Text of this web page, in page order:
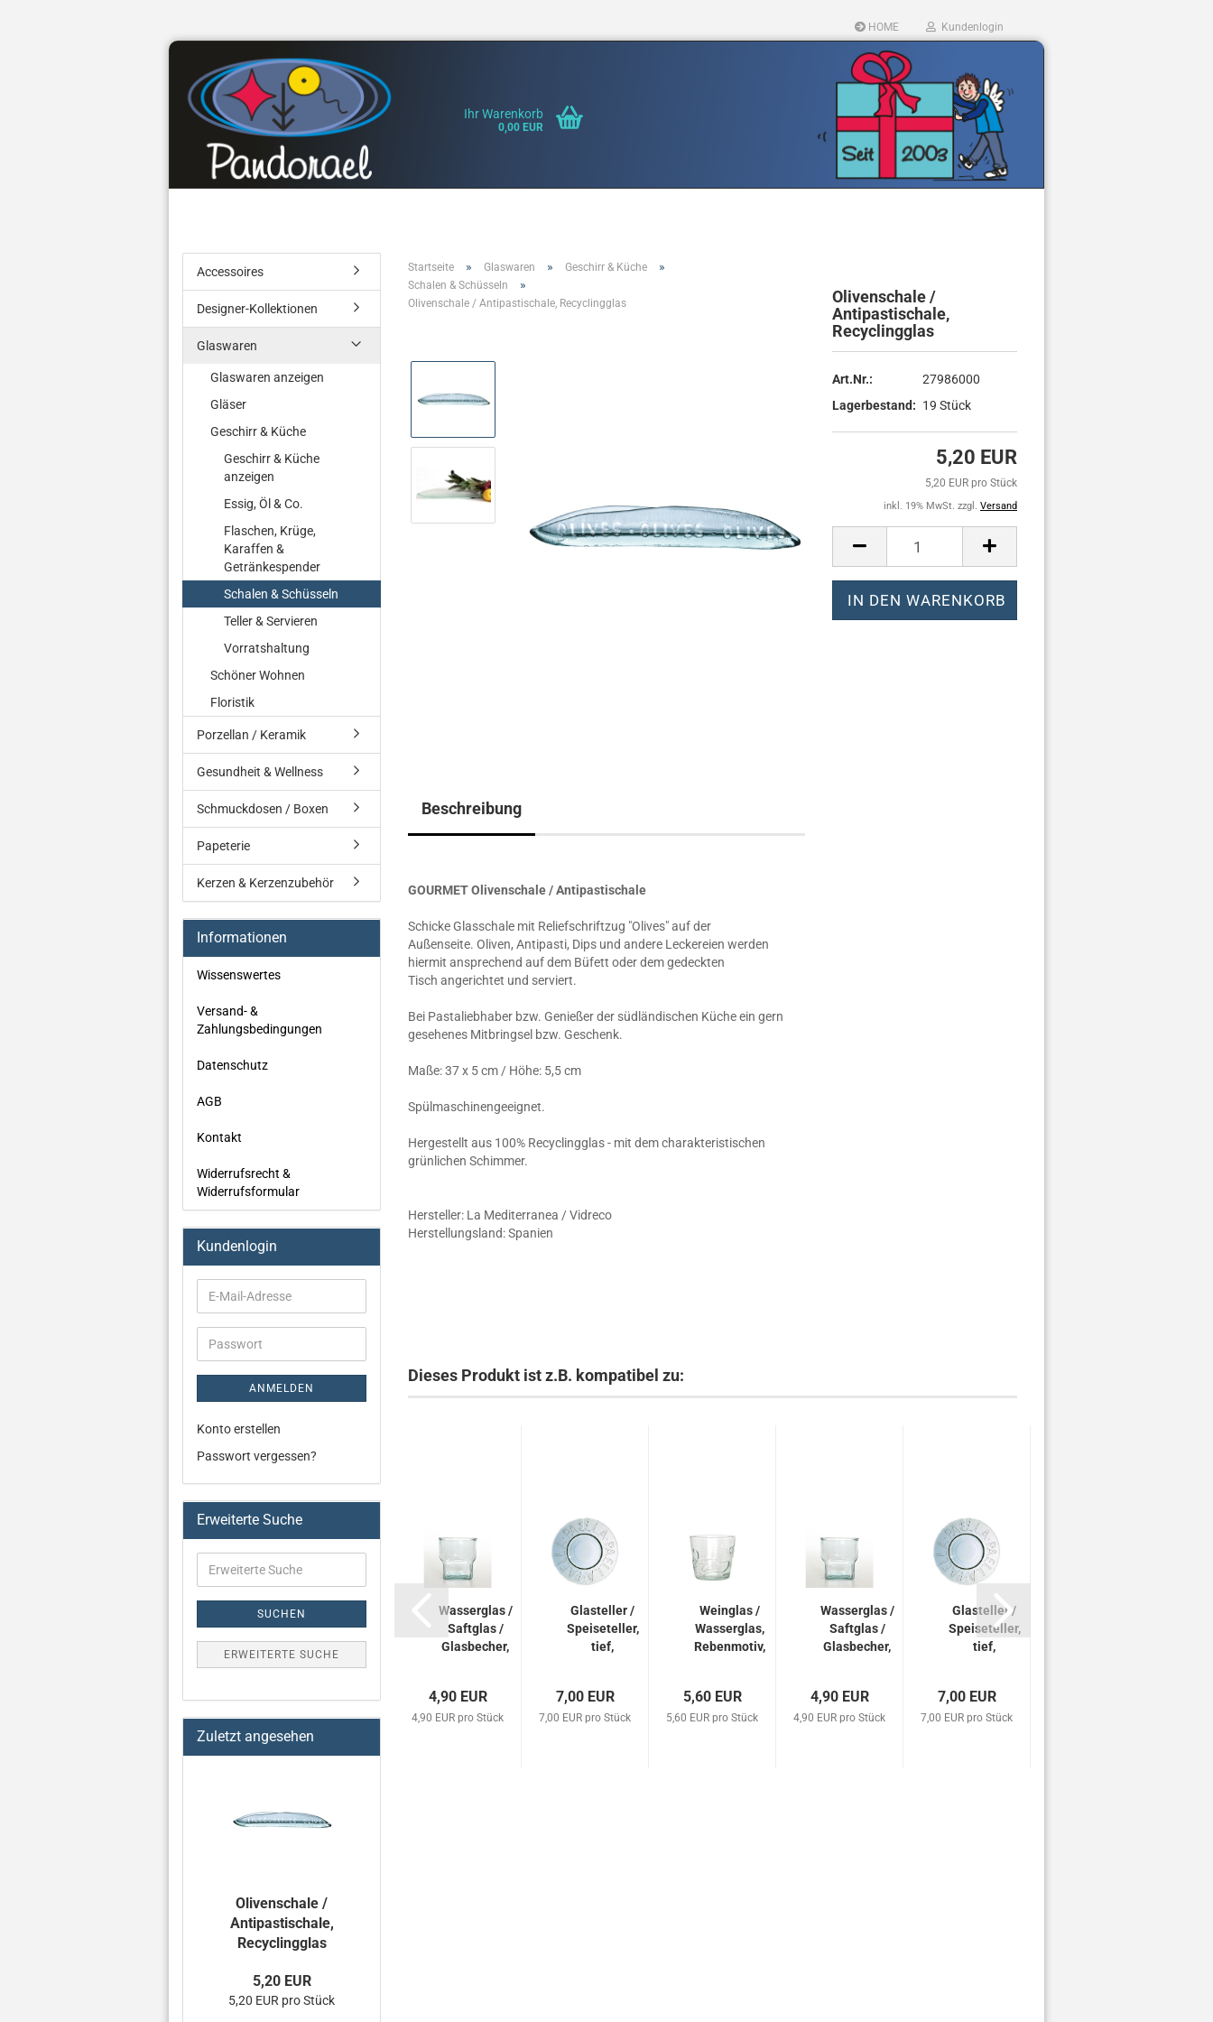
HOME Kundenlogin
Passwort vergessen?
Ihr Warenkorb
0,00 EUR
Startseite » Glaswaren » Geschirr & Küche »
Schalen & Schüsseln »
Olivenschale / Antipastischale, Recyclingglas
Olivenschale /
Antipastischale,
Recyclingglas
Art.Nr.:
27986000
Lagerbestand: 19Stück
5,20 EUR
5,20 EUR pro Stück
inkl. 19% MwSt. zzgl. Versand
Beschreibung
GOURMET Olivenschale / Antipastischale
Schicke Glasschale mit Reliefschriftzug "Olives" auf der
Außenseite. Oliven, Antipasti, Dips und andere Leckereien werden
hiermit ansprechend auf dem Büfett oder dem gedeckten
Tisch angerichtet und serviert.
Bei Pastaliebhaber bzw. Genießer der südländischen Küche ein gern
gesehenes Mitbringsel bzw. Geschenk.
Maße: 37 x 5 cm / Höhe: 5,5 cm
Spülmaschinengeeignet.
Hergestellt aus 100% Recyclingglas - mit dem charakteristischen
grünlichen Schimmer.
Hersteller: La Mediterranea / Vidreco
Herstellungsland: Spanien
Dieses Produkt ist z.B. kompatibel zu:
Speiseteller,
tief,
Recyclingglas
7,00 EUR
7,00 EUR pro Stück
Wasserglas,
Rebenmotiv,
Recyclingglas
5,60 EUR
5,60 EUR pro Stück
Wasserglas /
Saftglas /
Glasbecher,
4,90 EUR
4,90 EUR pro Stück
Glasteller /
Speiseteller,
tief,
7,00 EUR
7,00 EUR pro Stück
Weinglas /
Wasserglas,
Rebenmotiv,
5,60 EUR
5,60 EUR pro Stück
Wasserglas /
Saftglas /
Glasbecher,
4,90 EUR
4,90 EUR pro Stück
Glasteller /
Speiseteller,
tief,
7,00 EUR
7,00 EUR pro Stück
Accessoires
Designer-Kollektionen
Glaswaren
Glaswaren anzeigen
Gläser
Geschirr & Küche
Geschirr & Küche
anzeigen
Essig, Öl & Co.
Flaschen, Krüge,
Karaffen &
Getränkespender
Schalen & Schüsseln
Teller & Servieren
Vorratshaltung
Schöner Wohnen
Floristik
Porzellan / Keramik
Gesundheit & Wellness
Schmuckdosen / Boxen
Papeterie
Kerzen & Kerzenzubehör
Informationen
Wissenswertes
Versand- &
Zahlungsbedingungen
Datenschutz
AGB
Kontakt
Widerrufsrecht &
Widerrufsformular
Kundenlogin
ANMELDEN
Konto erstellen
Passwort vergessen?
Erweiterte Suche
SUCHEN
ERWEITERTE SUCHE
Zuletzt angesehen
Olivenschale /
Antipastischale,
Recyclingglas
5,20 EUR
5,20 EUR pro Stück